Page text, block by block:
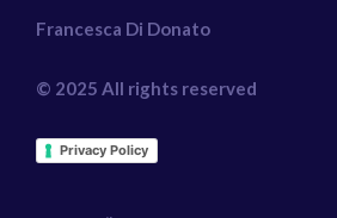
Francesca Di Donato
© 2025 All rights reserved
Privacy Policy